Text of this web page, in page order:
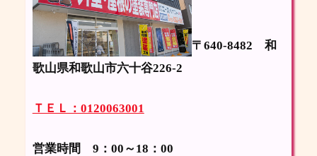
〒640-8482 和
歌山県和歌山市六十谷226-2
ＴＥＬ：0120063001
営業時間 9：00～18：00